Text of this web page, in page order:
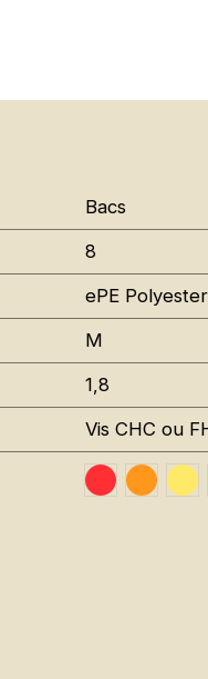
Bacs
8
ePE
M
1,8
Vis CHC ou
Traffic Red